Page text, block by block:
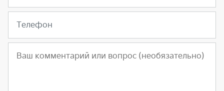
Телефон